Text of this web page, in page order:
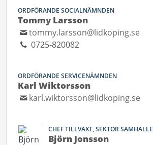
ORDFÖRANDE SOCIALNÄMNDEN
Tommy Larsson
tommy.larsson@lidkoping.se
0725-820082
ORDFÖRANDE SERVICENÄMNDEN
Karl Wiktorsson
karl.wiktorsson@lidkoping.se
CHEF TILLVÄXT, SEKTOR SAMHÄLLE
Björn Jonsson